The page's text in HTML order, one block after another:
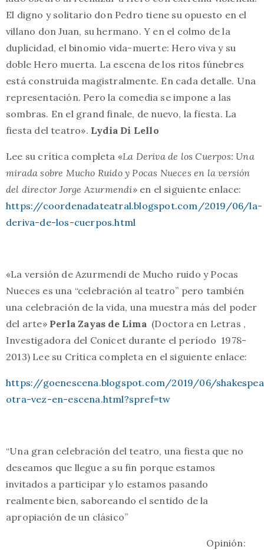
El digno y solitario don Pedro tiene su opuesto en el
villano don Juan, su hermano. Y en el colmo de la
duplicidad, el binomio vida-muerte: Hero viva y su
doble Hero muerta. La escena de los ritos fúnebres
está construida magistralmente. En cada detalle. Una
representación. Pero la comedia se impone a las
sombras. En el grand finale, de nuevo, la fiesta. La
fiesta del teatro». Lydia Di Lello
Lee su crítica completa «La Deriva de los Cuerpos: Una
mirada sobre Mucho Ruido y Pocas Nueces en la versión
del director Jorge Azurmendi» en el siguiente enlace:
https://coordenadateatral.blogspot.com/2019/06/la-
deriva-de-los-cuerpos.html
«La versión de Azurmendi de Mucho ruido y Pocas
Nueces es una “celebración al teatro” pero también
una celebración de la vida, una muestra más del poder
del arte» Perla Zayas de Lima (Doctora en Letras ,
Investigadora del Conicet durante el período 1978-
2013) Lee su Crítica completa en el siguiente enlace:
https://goenescena.blogspot.com/2019/06/
otra-vez-en-escena.html?spref=tw
“Una gran celebración del teatro, una fiesta que no
deseamos que llegue a su fin porque estamos
invitados a participar y lo estamos pasando
realmente bien, saboreando el sentido de la
apropiación de un clásico”
Opinión: